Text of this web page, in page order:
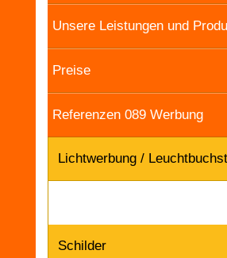
Unsere Leistungen und
Preise
Referenzen 089 Werbung
Lichtwerbung /
Schilder